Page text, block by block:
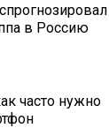
в Россию
часто нужно